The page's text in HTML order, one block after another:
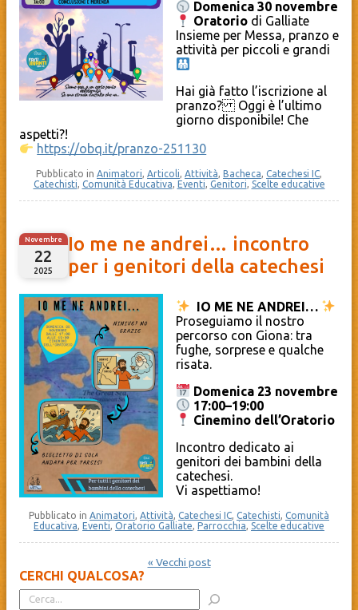
Domenica 30 novembre
Oratorio di Galliate
Insieme per Messa, pranzo e
attività per piccoli e grandi
Hai già fatto l’iscrizione al
pranzo? Oggi è l’ultimo
giorno disponibile! Che
aspetti?!
https://obq.it/pranzo-251130
Pubblicato in Animatori, Articoli, Attività, Bacheca, Catechesi IC,
Catechisti, Comunità Educativa, Eventi, Genitori, Scelte educative
Novembre
22
2025
Io me ne andrei… incontro
per i genitori della catechesi
IO ME NE ANDREI…
Proseguiamo il nostro
percorso con Giona: tra
fughe, sorprese e qualche
risata.
Domenica 23 novembre
17:00–19:00
Cinemino dell’Oratorio
Incontro dedicato ai
genitori dei bambini della
catechesi.
Vi aspettiamo!
Pubblicato in Animatori, Attività, Catechesi IC, Catechisti, Comunità
Educativa, Eventi, Oratorio Galliate, Parrocchia, Scelte educative
« Vecchi post
CERCHI QUALCOSA?